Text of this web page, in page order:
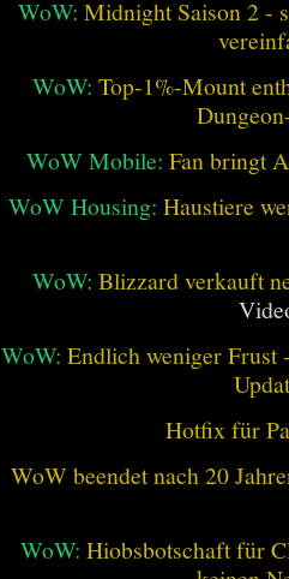
WoW: Midnight Saison 2 -
WoW: Top-1%-Mount
WoW Mobile: Fan bringt
WoW Housing: Haustiere
WoW: Blizzard verkauft
WoW: Endlich weniger
Hotfix für
WoW beendet nach 20
WoW: Hiobsbotschaft für